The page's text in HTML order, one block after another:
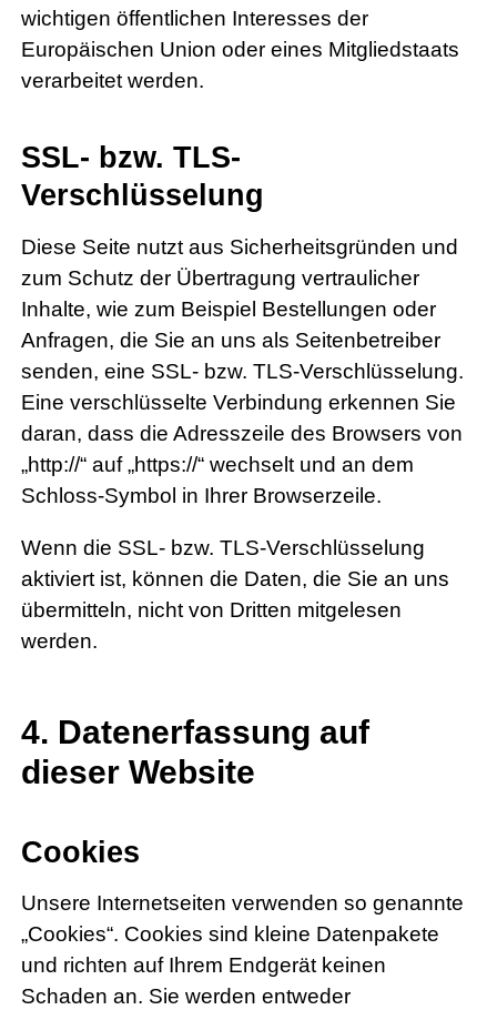
wichtigen öffentlichen Interesses der
Europäischen Union oder eines Mitgliedstaats
verarbeitet werden.
SSL- bzw. TLS-
Verschlüsselung
Diese Seite nutzt aus Sicherheitsgründen und
zum Schutz der Übertragung vertraulicher
Inhalte, wie zum Beispiel Bestellungen oder
Anfragen, die Sie an uns als Seitenbetreiber
senden, eine SSL- bzw. TLS-Verschlüsselung.
Eine verschlüsselte Verbindung erkennen Sie
daran, dass die Adresszeile des Browsers von
„http://“ auf „https://“ wechselt und an dem
Schloss-Symbol in Ihrer Browserzeile.
Wenn die SSL- bzw. TLS-Verschlüsselung
aktiviert ist, können die Daten, die Sie an uns
übermitteln, nicht von Dritten mitgelesen
werden.
4. Datenerfassung auf
dieser Website
Cookies
Unsere Internetseiten verwenden so genannte
„Cookies“. Cookies sind kleine Datenpakete
und richten auf Ihrem Endgerät keinen
Schaden an. Sie werden entweder